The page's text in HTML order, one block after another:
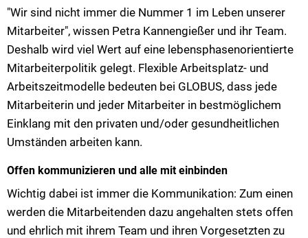
"Wir sind nicht immer die Nummer 1 im Leben unserer
Mitarbeiter", wissen Petra Kannengießer und ihr Team.
Deshalb wird viel Wert auf eine lebensphasenorientierte
Mitarbeiterpolitik gelegt. Flexible Arbeitsplatz- und
Arbeitszeitmodelle bedeuten bei GLOBUS, dass jede
Mitarbeiterin und jeder Mitarbeiter in bestmöglichem
Einklang mit den privaten und/oder gesundheitlichen
Umständen arbeiten kann.
Offen kommunizieren und alle mit einbinden
Wichtig dabei ist immer die Kommunikation: Zum einen
werden die Mitarbeitenden dazu angehalten stets offen
und ehrlich mit ihrem Team und ihren Vorgesetzten zu